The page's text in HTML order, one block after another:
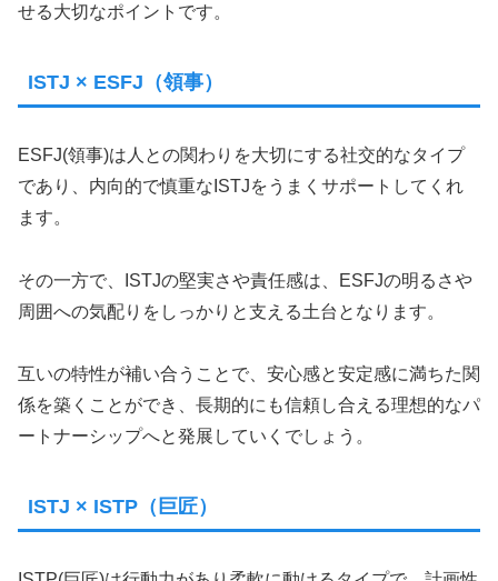
せる大切なポイントです。
ISTJ × ESFJ（領事）
ESFJ(領事)は人との関わりを大切にする社交的なタイプ
であり、内向的で慎重なISTJをうまくサポートしてくれ
ます。
その一方で、ISTJの堅実さや責任感は、ESFJの明るさや
周囲への気配りをしっかりと支える土台となります。
互いの特性が補い合うことで、安心感と安定感に満ちた関
係を築くことができ、長期的にも信頼し合える理想的なパ
ートナーシップへと発展していくでしょう。
ISTJ × ISTP（巨匠）